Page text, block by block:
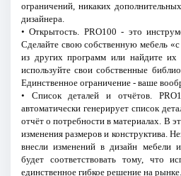
ограничений, никаких
дизайнера.
• Открытость. PRO100 - это
Сделайте свою собственную мебель
из других программ или найдите их
используйте свои собственные
Единственное ограничение - ваше
• Список деталей и отчётов.
автоматически генерирует список
отчёт о потребности в материалах. В
изменения размеров и конструктива.
внесли изменений в дизайн мебели
будет соответствовать тому, что
единственное гибкое решение на рынке.